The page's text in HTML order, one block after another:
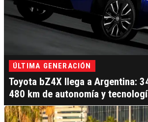
ÚLTIMA GENERACIÓN
Toyota bZ4X llega a Argentina:
480 km de autonomía y